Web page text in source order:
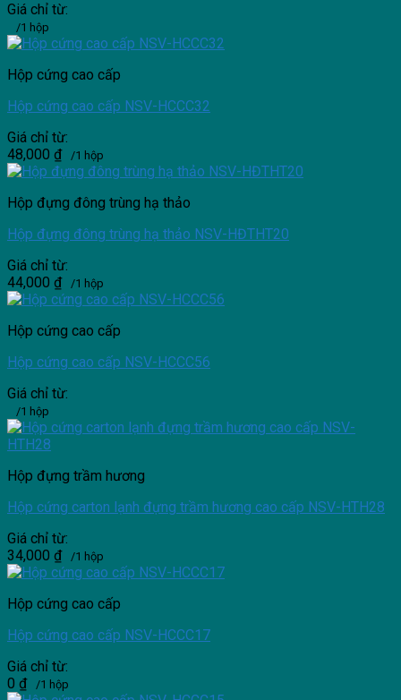
Giá chỉ từ:
/1 hộp
Hộp cứng cao cấp
Hộp cứng cao cấp NSV-HCCC32
Giá chỉ từ:
48,000 ₫ /1 hộp
Hộp đựng đông trùng hạ thảo
Hộp đựng đông trùng hạ thảo NSV-HĐTHT20
Giá chỉ từ:
44,000 ₫ /1 hộp
Hộp cứng cao cấp
Hộp cứng cao cấp NSV-HCCC56
Giá chỉ từ:
/1 hộp
Hộp đựng trầm hương
Hộp cứng carton lạnh đựng trầm hương cao cấp NSV-HTH28
Giá chỉ từ:
34,000 ₫ /1 hộp
Hộp cứng cao cấp
Hộp cứng cao cấp NSV-HCCC17
Giá chỉ từ:
0 ₫ /1 hộp